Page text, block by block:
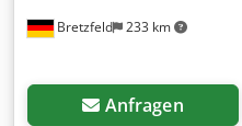
Bretzfeld 233 km
Anfragen